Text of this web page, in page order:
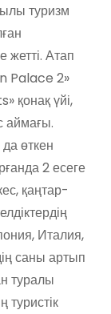
туризм
жетті. Атап
Palace 2»
қонақ үйі,
өткен
2 есеге
қаңтар-
Италия,
саны артып
туралы
туристік